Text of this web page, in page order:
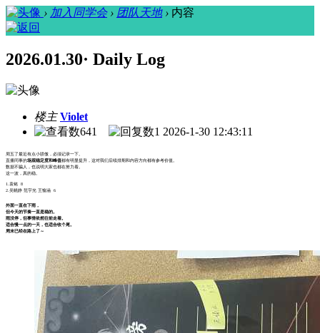
› 加入同学会 › 团队天地 › 内容
2026.01.30· Daily Log
楼主 Violet
641
1 2026-1-30 12:43:11
周五了最近有点小骄傲，必须记录一下。
直播同事的场观稳定度和峰值都有明显提升，这对我们后续排期和内容方向都有参考价值。
数据不骗人，也说明大家也都在努力着。
这一波，真的稳。
1.袁铭 8
2.吴晓静 范宇光 王愉涵 6
外面一直在下雨，
但今天的节奏一直是稳的。
雨没停，但事情依然往前走着。
适合慢一点的一天，也适合收个尾。
周末已经在路上了～